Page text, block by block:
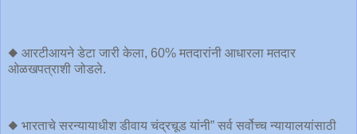
◆ आरटीआयने डेटा जारी केला, 60% मतदारांनी आधारला मतदार
ओळखपत्राशी जोडले.
◆ भारताचे सरन्यायाधीश डीवाय चंद्रचूड यांनी” सर्व सर्वोच्च न्यायालयांसाठी